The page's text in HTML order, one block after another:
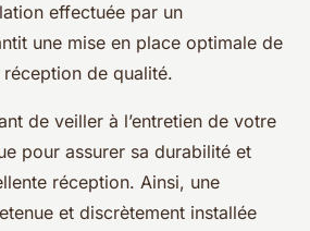
effectuée par un
une mise en place optimale de
réception de qualité.
de veiller à l’entretien de votre
pour assurer sa durabilité et
réception. Ainsi, une
et discrètement installée